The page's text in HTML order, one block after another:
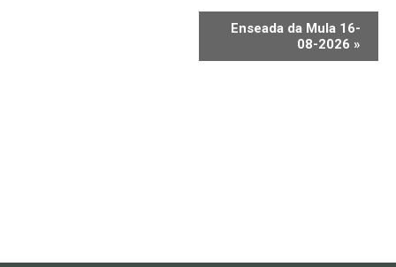
Enseada da Mula 16-
08-2026 »